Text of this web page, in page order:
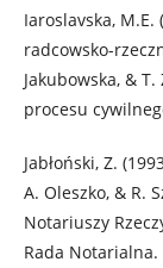
Iaroslavska,
radcowsko-
Jakubowska, &
procesu
Jabłoński, Z.
A. Oleszko, & R.
Notariuszy
Rada Notarialna.